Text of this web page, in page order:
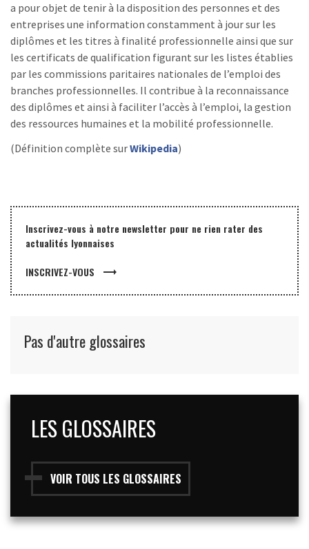
a pour objet de tenir à la disposition des personnes et des
entreprises une information constamment à jour sur les
diplômes et les titres à finalité professionnelle ainsi que sur
les certificats de qualification figurant sur les listes établies
par les commissions paritaires nationales de l’emploi des
branches professionnelles. Il contribue à la reconnaissance
des diplômes et ainsi à faciliter l’accès à l’emploi, la gestion
des ressources humaines et la mobilité professionnelle.
(Définition complète surWikipedia)
Inscrivez-vous à notre newsletter pour ne rien rater des
actualités lyonnaises
INSCRIVEZ-VOUS trending_flat
Pas d'autre glossaires
LES GLOSSAIRES
VOIR TOUS LES GLOSSAIRES